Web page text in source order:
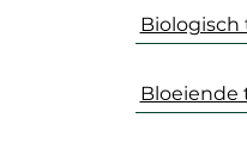
Bloeiende